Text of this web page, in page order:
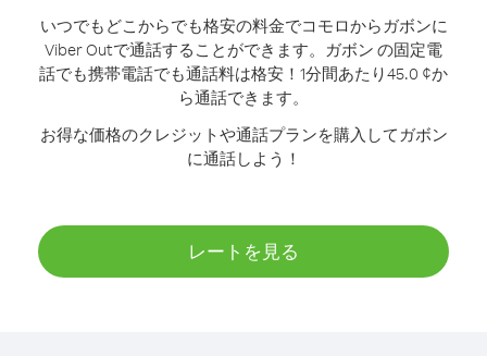
いつでもどこからでも格安の料金でコモロからガボンに
Viber Outで通話することができます。
ガボン の固定電
話でも携帯電話でも通話料は格安！1分間あたり45.0 ¢か
ら通話できます。
お得な価格のクレジットや通話プランを購入してガボン
に通話しよう！
レートを見る